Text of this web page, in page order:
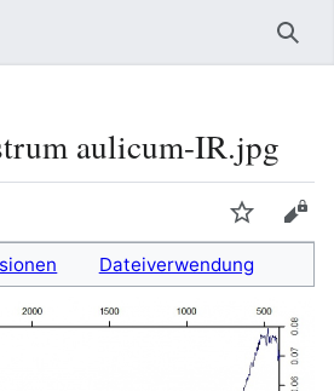
aulicum-IR.jpg
Dateiverwendung